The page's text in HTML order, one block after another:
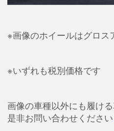
※画像のホイールはグロス
※いずれも税別価格です
画像の車種以外にも履け
是非お問い合わせください